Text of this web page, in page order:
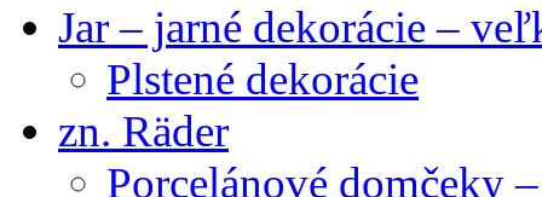
Jar – jarné dekorácie –
Plstené dekorácie
zn. Räder
Porcelánové domčeky